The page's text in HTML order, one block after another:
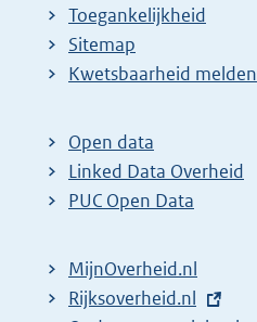
Toegankelijkheid
Sitemap
E
t
e
r
l
i
Kwetsbaarheid melden
Open data
Linked Data Overheid
PUC Open Data
MijnOverheid.nl
E
Rijksoverheid.nl